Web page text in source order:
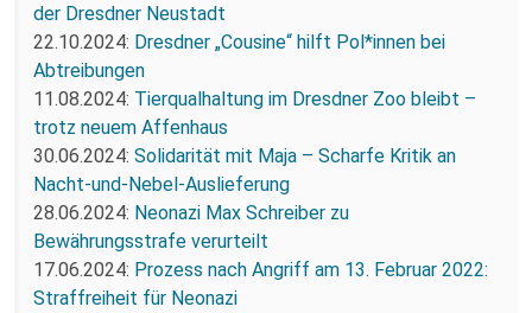
der Dresdner Neustadt
22.10.2024: Dresdner „Cousine“ hilft Pol*innen bei
Abtreibungen
11.08.2024: Tierqualhaltung im Dresdner Zoo bleibt –
trotz neuem Affenhaus
30.06.2024: Solidarität mit Maja – Scharfe Kritik an
Nacht-und-Nebel-Auslieferung
28.06.2024: Neonazi Max Schreiber zu
Bewährungsstrafe verurteilt
17.06.2024: Prozess nach Angriff am 13. Februar 2022:
Straffreiheit für Neonazi